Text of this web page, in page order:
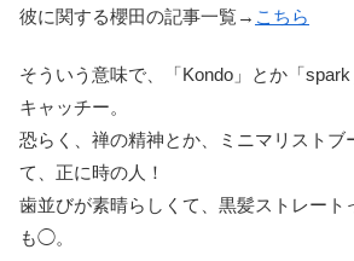
彼に関する櫻田の記事一覧→ こちら
そういう意味で、「Kondo」とか「
キャッチー。
恐らく、禅の精神とか、ミニマリストブ
て、正に時の人！
歯並びが素晴らしくて、黒髪ストレート
も◯。